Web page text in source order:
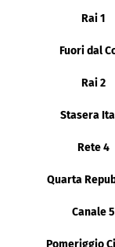
Rai 1
Fuori dal
Rai 2
Stasera
Rete 4
Quarta
Canale 5